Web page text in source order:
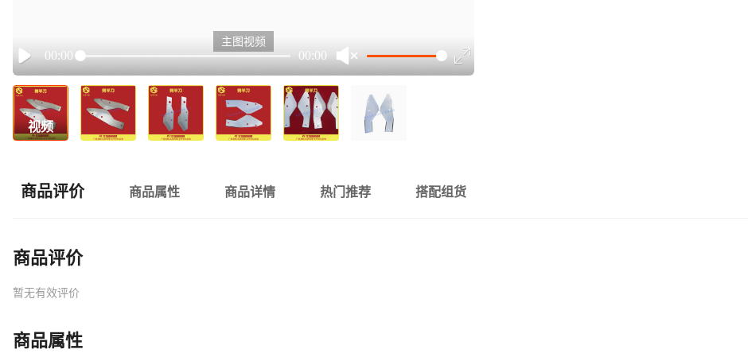
Play
00:00 00:00
主图视频
视频
商品评价 商品属性 商品详情 热门推荐 搭配组货
商品评价
暂无有效评价
商品属性